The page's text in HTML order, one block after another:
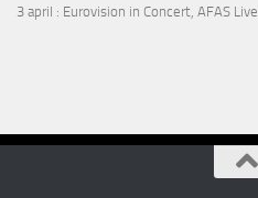
3 april : Eurovision in Concert, AFAS Live